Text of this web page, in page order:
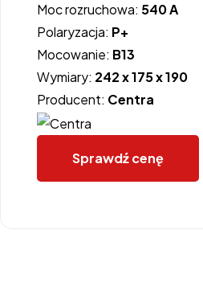
Moc rozruchowa: 540 A
Polaryzacja: P+
Mocowanie: B13
Wymiary: 242 x 175 x 190
Producent: Centra
Sprawdź cenę